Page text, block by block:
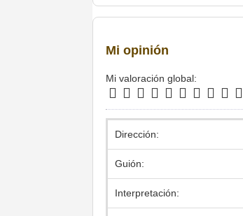
Mi opinión
Mi valoración global:
Dirección:
Guión:
Interpretación: